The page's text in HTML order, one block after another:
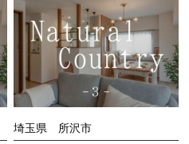
埼玉県 所沢市